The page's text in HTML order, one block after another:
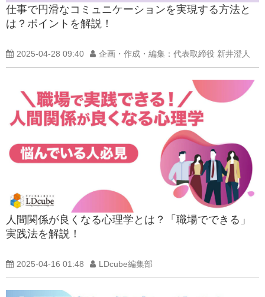
仕事で円滑なコミュニケーションを実現する方法と
は？ポイントを解説！
2025-04-28 09:40 企画・作成・編集：代表取締役 新井澄人
人間関係が良くなる心理学とは？「職場でできる」
実践法を解説！
2025-04-16 01:48 LDcube編集部